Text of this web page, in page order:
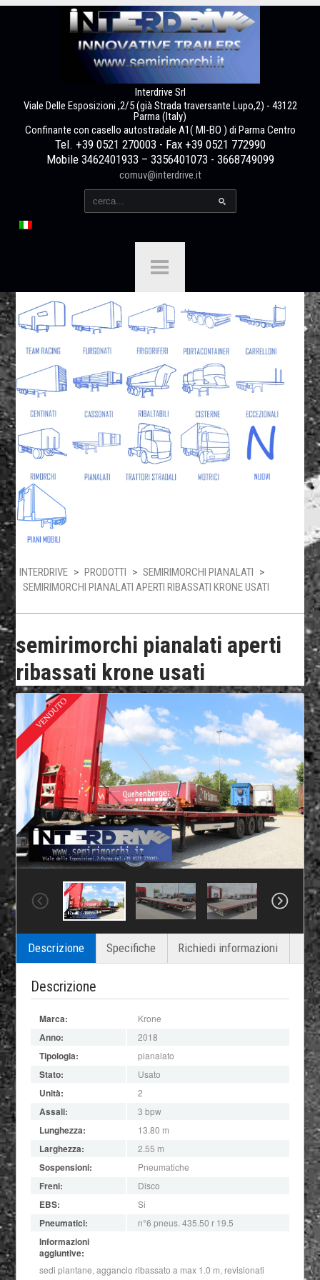
Interdrive Srl
Viale Delle Esposizioni ,2/5 (già Strada traversante Lupo,2) - 43122
Parma (Italy)
Confinante con casello autostradale A1( MI-BO ) di Parma Centro
Tel. +39 0521 270003 - Fax +39 0521 772990
Mobile 3462401933 – 3356401073 - 3668749099
comuv@interdrive.it
INTERDRIVE > PRODOTTI > SEMIRIMORCHI PIANALATI >
SEMIRIMORCHI PIANALATI APERTI RIBASSATI KRONE USATI
semirimorchi pianalati aperti
ribassati krone usati
Descrizione Specifiche Richiedi informazioni
Descrizione
Marca: Krone
Anno: 2018
Tipologia: pianalato
Stato: Usato
Unità: 2
Assali: 3 bpw
Lunghezza: 13.80 m
Larghezza: 2.55 m
Sospensioni: Pneumatiche
Freni: Disco
EBS: Si
Pneumatici: n°6 pneus. 435.50 r 19.5
Informazioni
aggiuntive:
sedi piantane, aggancio ribassato a max 1.0 m, revisionati